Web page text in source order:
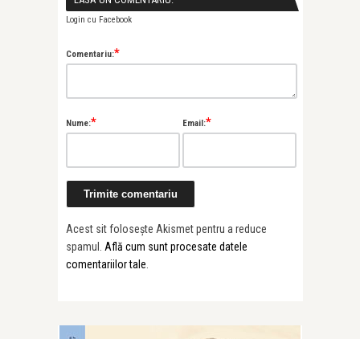
Login cu Facebook
Comentariu:*
Nume:* Email:*
Acest sit folosește Akismet pentru a reduce
spamul. Află cum sunt procesate datele
comentariilor tale.